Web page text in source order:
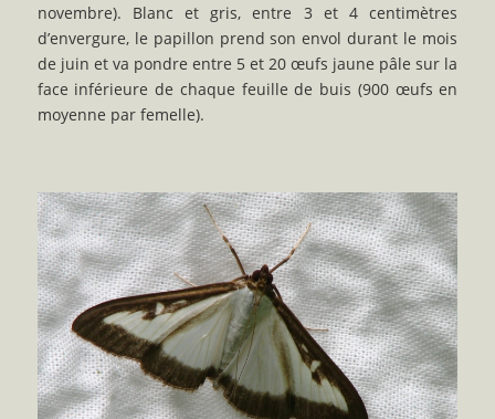
novembre). Blanc et gris, entre 3 et 4 centimètres
d’envergure, le papillon prend son envol durant le mois
de juin et va pondre entre 5 et 20 œufs jaune pâle sur la
face inférieure de chaque feuille de buis (900 œufs en
moyenne par femelle).